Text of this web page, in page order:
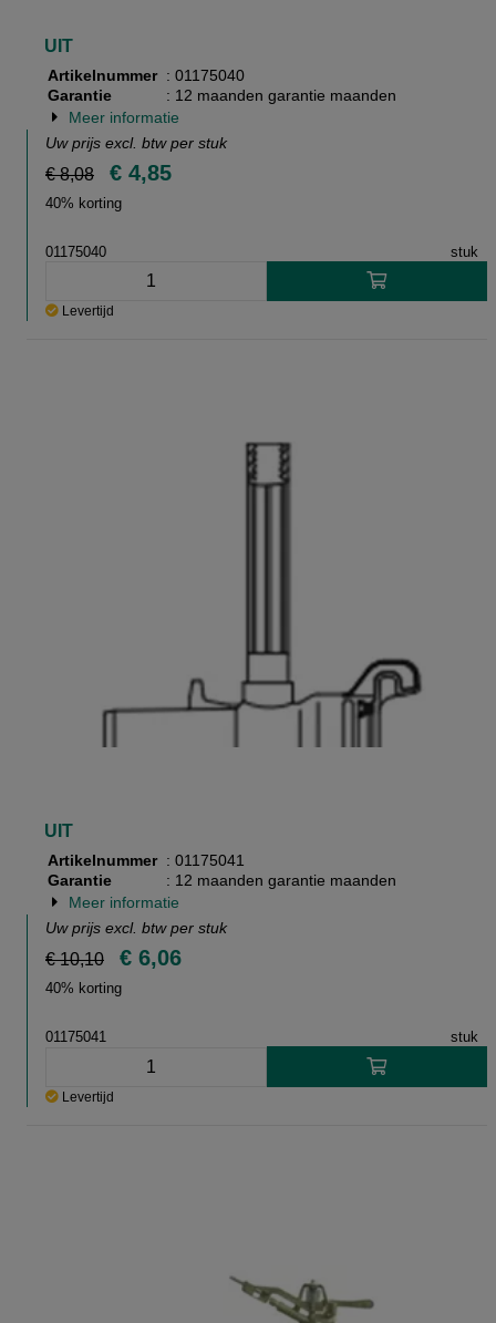
UIT
Artikelnummer : 01175040
Garantie
: 12 maanden garantie maanden
Meer informatie
Uw prijs excl. btw per stuk
€ 8,08 € 4,85
40% korting
01175040 stuk
Levertijd
UIT
Artikelnummer : 01175041
Garantie
: 12 maanden garantie maanden
Meer informatie
Uw prijs excl. btw per stuk
€ 10,10 € 6,06
40% korting
01175041 stuk
Levertijd